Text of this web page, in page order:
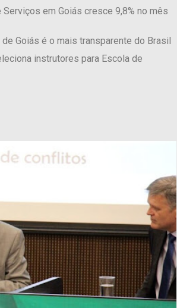
Serviços em Goiás cresce 9,8% no mês
de Goiás é o mais transparente do Brasil
instrutores para Escola de